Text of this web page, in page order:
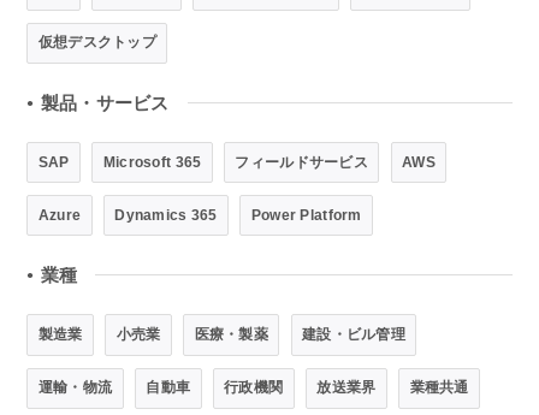
仮想デスクトップ
● 製品・サービス
SAP Microsoft 365 フィールドサービス AWS
Azure Dynamics 365 Power Platform
● 業種
製造業 小売業 医療・製薬 建設・ビル管理
運輸・物流 自動車 行政機関 放送業界 業種共通